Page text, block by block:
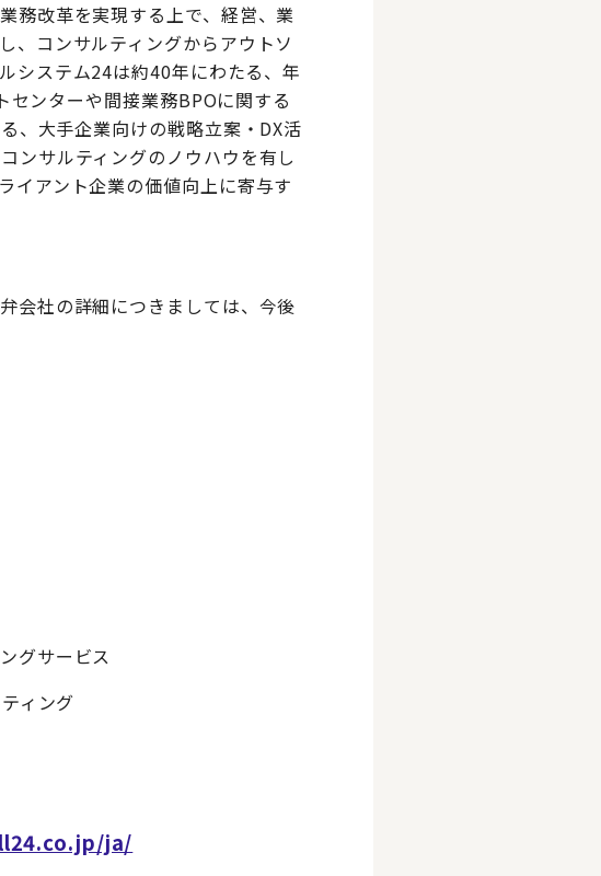
務改革を実現する上で、経営、業
、コンサルティングからアウトソ
システム24は約40年にわたる、年
ンターや間接業務BPOに関する
、大手企業向けの戦略立案・DX活
ンサルティングのノウハウを有し
イアント企業の価値向上に寄与す
会社の詳細につきましては、今後
グサービス
ィング
ja/